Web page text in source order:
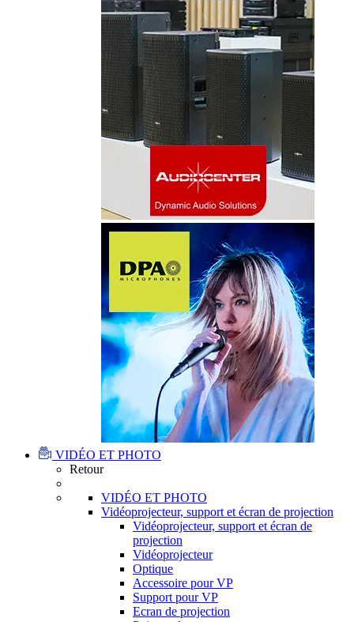
VIDÉO ET PHOTO
Retour
VIDÉO ET PHOTO
Vidéoprojecteur, support et écran de projection
Vidéoprojecteur, support et écran de
projection
Vidéoprojecteur
Optique
Accessoire pour VP
Support pour VP
Ecran de projection